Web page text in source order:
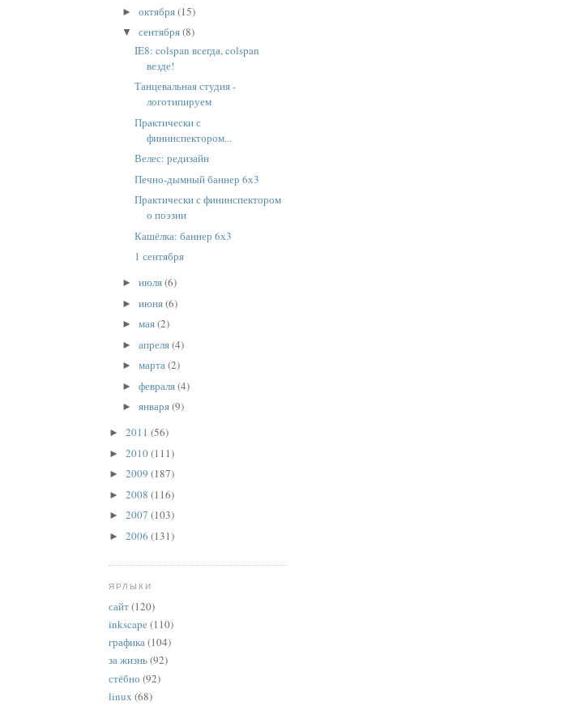
► октября(15)
▼ сентября(8)
IE8: colspan всегда, colspan
везде!
Танцевальная студия -
логотипируем
Практически с
фининспектором...
Велес: редизайн
Печно-дымный баннер 6х3
Практически с фининспектором
о поэзии
Кашёлка: баннер 6х3
1 сентября
► июля(6)
► июня(6)
► мая(2)
► апреля(4)
► марта(2)
► февраля(4)
► января(9)
► 2011 (56)
► 2010(111)
► 2009 (187)
► 2008 (116)
► 2007 (103)
► 2006 (131)
ЯРЛЫКИ
сайт(120)
inkscape (110)
графика(104)
за жизнь(92)
стёбно (92)
linux (68)